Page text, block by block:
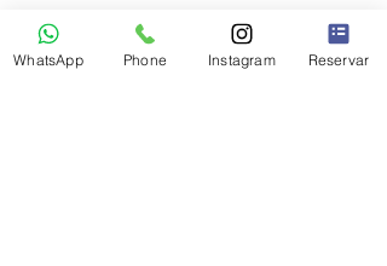
WhatsApp Phone Instagram Reservar